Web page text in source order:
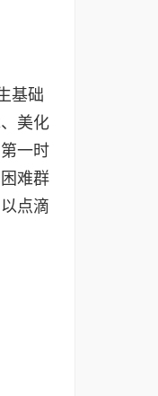
基础
美化
一时
难群
点滴